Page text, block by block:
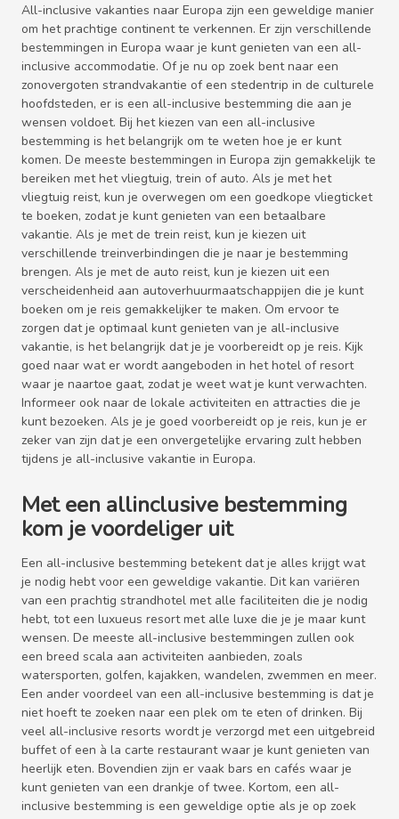
All-inclusive vakanties naar Europa zijn een geweldige manier
om het prachtige continent te verkennen. Er zijn verschillende
bestemmingen in Europa waar je kunt genieten van een all-
inclusive accommodatie. Of je nu op zoek bent naar een
zonovergoten strandvakantie of een stedentrip in de culturele
hoofdsteden, er is een all-inclusive bestemming die aan je
wensen voldoet. Bij het kiezen van een all-inclusive
bestemming is het belangrijk om te weten hoe je er kunt
komen. De meeste bestemmingen in Europa zijn gemakkelijk te
bereiken met het vliegtuig, trein of auto. Als je met het
vliegtuig reist, kun je overwegen om een goedkope vliegticket
te boeken, zodat je kunt genieten van een betaalbare
vakantie. Als je met de trein reist, kun je kiezen uit
verschillende treinverbindingen die je naar je bestemming
brengen. Als je met de auto reist, kun je kiezen uit een
verscheidenheid aan autoverhuurmaatschappijen die je kunt
boeken om je reis gemakkelijker te maken. Om ervoor te
zorgen dat je optimaal kunt genieten van je all-inclusive
vakantie, is het belangrijk dat je je voorbereidt op je reis. Kijk
goed naar wat er wordt aangeboden in het hotel of resort
waar je naartoe gaat, zodat je weet wat je kunt verwachten.
Informeer ook naar de lokale activiteiten en attracties die je
kunt bezoeken. Als je je goed voorbereidt op je reis, kun je er
zeker van zijn dat je een onvergetelijke ervaring zult hebben
tijdens je all-inclusive vakantie in Europa.
Met een allinclusive bestemming
kom je voordeliger uit
Een all-inclusive bestemming betekent dat je alles krijgt wat
je nodig hebt voor een geweldige vakantie. Dit kan variëren
van een prachtig strandhotel met alle faciliteiten die je nodig
hebt, tot een luxueus resort met alle luxe die je je maar kunt
wensen. De meeste all-inclusive bestemmingen zullen ook
een breed scala aan activiteiten aanbieden, zoals
watersporten, golfen, kajakken, wandelen, zwemmen en meer.
Een ander voordeel van een all-inclusive bestemming is dat je
niet hoeft te zoeken naar een plek om te eten of drinken. Bij
veel all-inclusive resorts wordt je verzorgd met een uitgebreid
buffet of een à la carte restaurant waar je kunt genieten van
heerlijk eten. Bovendien zijn er vaak bars en cafés waar je
kunt genieten van een drankje of twee. Kortom, een all-
inclusive bestemming is een geweldige optie als je op zoek